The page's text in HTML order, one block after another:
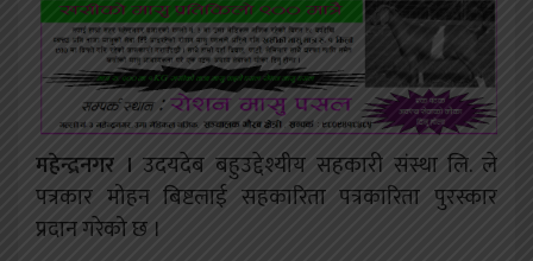
महेन्द्रनगर । उदयदेब बहुउद्देश्यीय सहकारी संस्था लि. ले
पत्रकार मोहन बिष्टलाई सहकारिता पत्रकारिता पुरस्कार
प्रदान गरेको छ ।